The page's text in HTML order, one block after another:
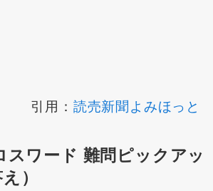
引用： 読売新聞よみほっと
スワード 難問ピックアッ
）